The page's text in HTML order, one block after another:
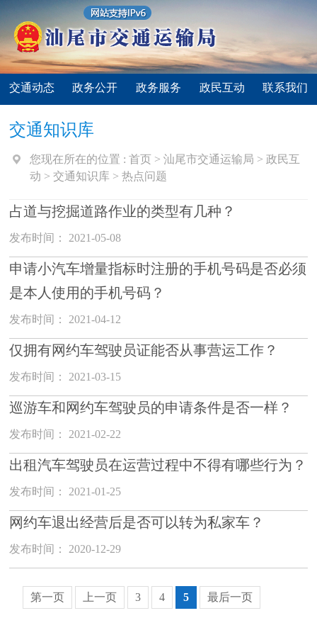
交通动态 政务公开 政务服务 政民互动 联系我们
交通知识库
您现在所在的位置 :首页 >汕尾市交通运输局 >政民互
动 >交通知识库 >热点问题
占道与挖掘道路作业的类型有几种？
发布时间： 2021-05-08
申请小汽车增量指标时注册的手机号码是否必须
是本人使用的手机号码？
发布时间： 2021-04-12
仅拥有网约车驾驶员证能否从事营运工作？
发布时间： 2021-03-15
巡游车和网约车驾驶员的申请条件是否一样？
发布时间： 2021-02-22
出租汽车驾驶员在运营过程中不得有哪些行为？
发布时间： 2021-01-25
网约车退出经营后是否可以转为私家车？
发布时间： 2020-12-29
第一页 上一页 3 4 5 最后一页